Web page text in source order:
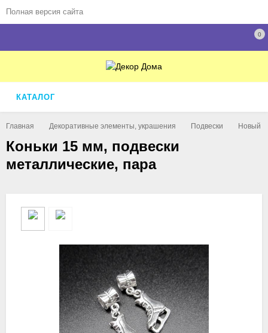
Полная версия сайта
0
КАТАЛОГ
Главная Декоративные элементы, украшения Подвески Новый
Коньки 15 мм, подвески
металлические, пара